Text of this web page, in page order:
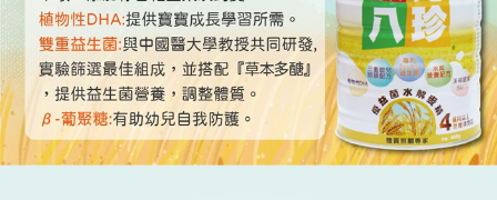
是否繳費成功／繳費後需取消欲退款等相關疑問，請聯繫「AFTEE先享後付
客戶支援中心」https://netprotections.freshdesk.com/support/home
【注意事項】
１．透過由恩沛科技股份有限公司提供之「AFTEE先享後付」服務完成之交
易，需依本服務之必要範圍內提供個人資料，並將交易相關給付款項請求債
權轉讓予恩沛科技股份有限公司。
２．關於個人資料處理事宜，請瀏覽以下網址：
https://aftee.tw/terms/#terms3
每筆NT$125
付款後門市自取
免運費